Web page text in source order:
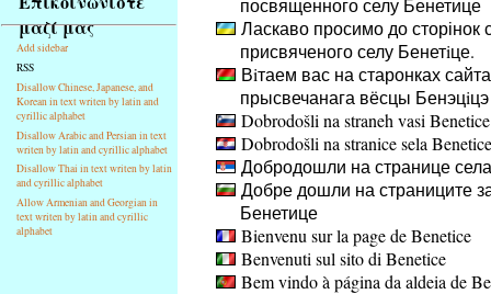
Hlavní
strana
μαζί μας
Add sidebar
RSS
Disallow Chinese, Japanese, and
Korean in text writen by latin and
cyrillic alphabet
Disallow Arabic and Persian in text
writen by latin and cyrillic alphabet
Disallow Thai in text writen by latin
and cyrillic alphabet
Allow Armenian and Georgian in
text writen by latin and cyrillic
alphabet
посвященного селу Бенетице
Ласкаво просимо до сторінок
присвяченого селу Бенетiце.
Вiтаем вас на старонках
прысвечанага вёсцы Бенэцiцэ
Dobrodošli na straneh vasi Benetice
Dobrodošli na stranice sela Benetice
Добродошли на странице
Добре дошли на страниците
Бенетице
Bienvenu sur la page de Benetice
Benvenuti sul sito di Benetice
Bem vindo à página da aldeia de